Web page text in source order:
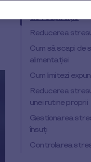
de respirație
Reducerea
Cum să scapi de
alimentației
Cum limitezi
Reducerea
unei rutine proprii
Gestionarea
însuți
Controlarea